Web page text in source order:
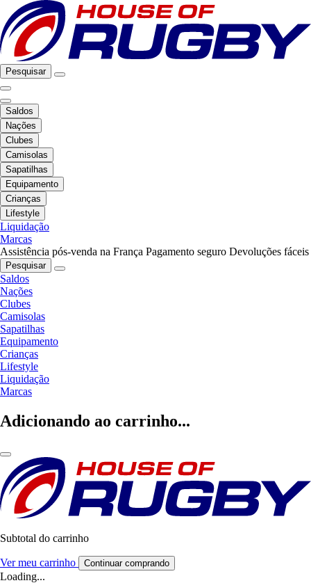
Pesquisar
Saldos
Nações
Clubes
Camisolas
Sapatilhas
Equipamento
Crianças
Lifestyle
Liquidação
Marcas
Assistência pós-venda na França Pagamento seguro Devoluções fáceis
Pesquisar
Saldos
Nações
Clubes
Camisolas
Sapatilhas
Equipamento
Crianças
Lifestyle
Liquidação
Marcas
Adicionando ao carrinho...
Subtotal do carrinho
Ver meu carrinho Continuar comprando
Loading...